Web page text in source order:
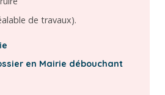
de travaux).
en Mairie débouchant